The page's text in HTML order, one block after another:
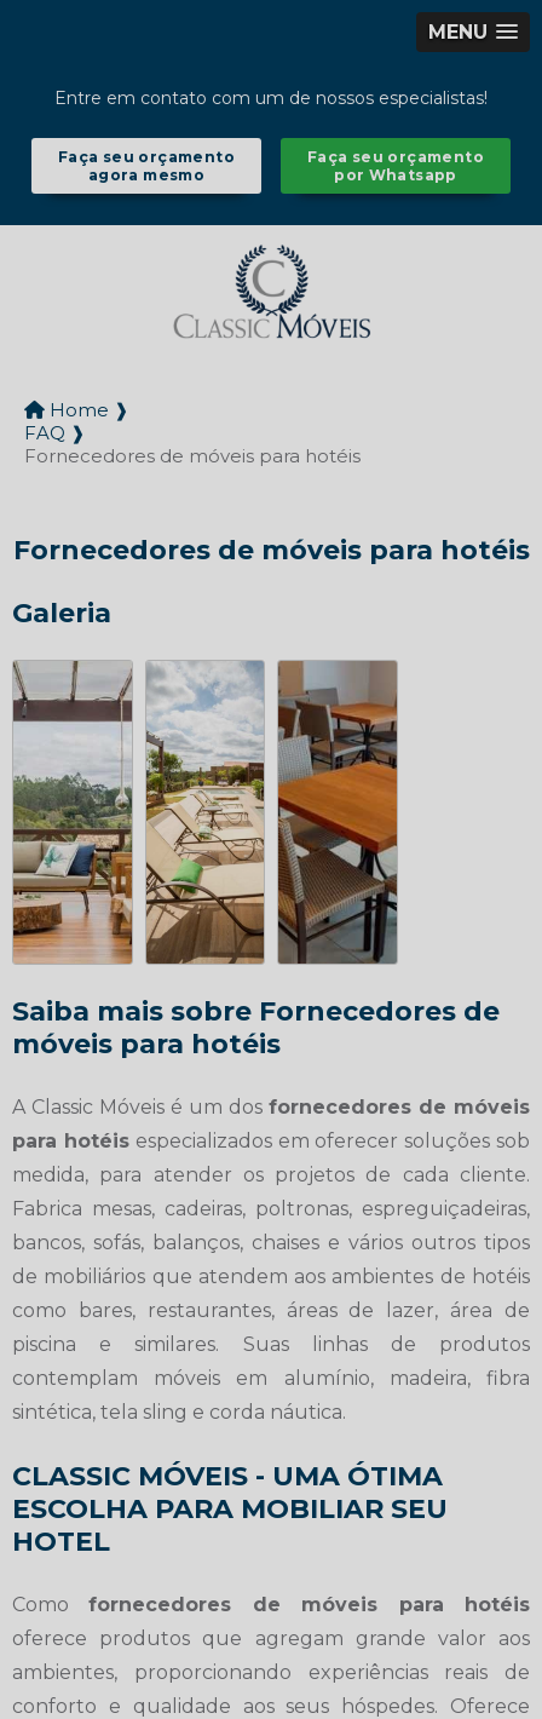
MENU
Entre em contato com um de nossos especialistas!
Faça seu orçamento
agora mesmo
Faça seu orçamento
por Whatsapp
Home ❱
FAQ ❱
Fornecedores de móveis para hotéis
Fornecedores de móveis para hotéis
Galeria
Saiba mais sobre Fornecedores de
móveis para hotéis
A Classic Móveis é um dos fornecedores de móveis
para hotéisespecializados em oferecer soluções sob
medida, para atender os projetos de cada cliente.
Fabrica mesas, cadeiras, poltronas, espreguiçadeiras,
bancos, sofás, balanços, chaises e vários outros tipos
de mobiliários que atendem aos ambientes de hotéis
como bares, restaurantes, áreas de lazer, área de
piscina e similares. Suas linhas de produtos
contemplam móveis em alumínio, madeira, fibra
sintética, tela sling e corda náutica.
CLASSIC MÓVEIS - UMA ÓTIMA
ESCOLHA PARA MOBILIAR SEU
HOTEL
Comofornecedores de móveis para hotéis
oferece produtos que agregam grande valor aos
ambientes, proporcionando experiências reais de
conforto e qualidade aos seus hóspedes. Oferece